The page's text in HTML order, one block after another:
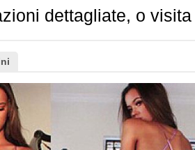
dettagliate, o